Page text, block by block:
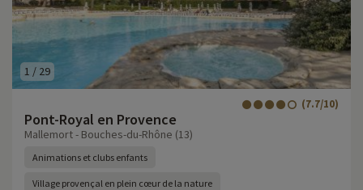
1 / 29
Pont-Royal en Provence
(7.7/10)
Mallemort - Bouches-du-Rhône (13)
Animations et clubs enfants
Village provençal en plein cœur de la nature